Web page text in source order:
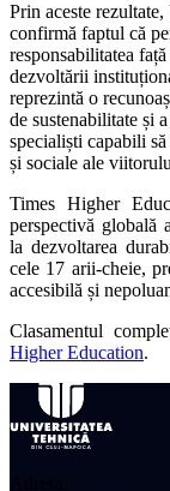
Prin aceste
confirmă faptul că
responsabilitatea
dezvoltării
reprezintă o
de sustenabilitate și
specialiști capabili
și sociale ale
Times Higher
perspectivă globală
la dezvoltarea
cele 17 arii-cheie,
accesibilă și
Clasamentul
Higher Education.